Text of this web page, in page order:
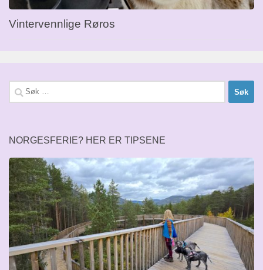
Vintervennlige Røros
Søk
etter:
NORGESFERIE? HER ER TIPSENE